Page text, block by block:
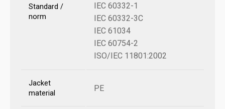
Standard /
norm
IEC 60332-1
IEC 60332-3C
IEC 61034
IEC 60754-2
ISO/IEC 11801:2002
Jacket
material
PE